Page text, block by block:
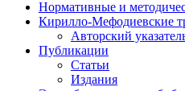
Нормативные и
Кирилло-Мефодиевские
Авторский
Публикации
Статьи
Издания